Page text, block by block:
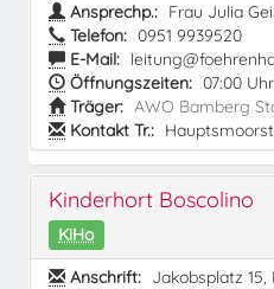
Ansprechp.: Frau Julia
Telefon: 0951 9939520
E-Mail:
Öffnungszeiten: 07:00
Träger: AWO Bamberg
Kontakt Tr.:
Kinderhort Boscolino
KiHo
Anschrift: Jakobsplatz